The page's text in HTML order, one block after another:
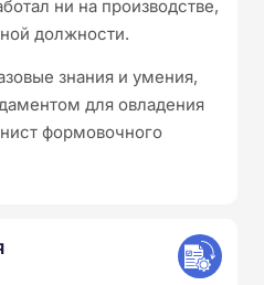
ни на производстве,
должности.
знания и умения,
для овладения
формовочного